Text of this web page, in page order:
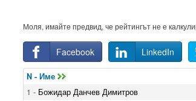
Моля, имайте предвид, че рейтингът не е
Facebook LinkedIn
N - Име
1 - Божидар Данчев Димитров